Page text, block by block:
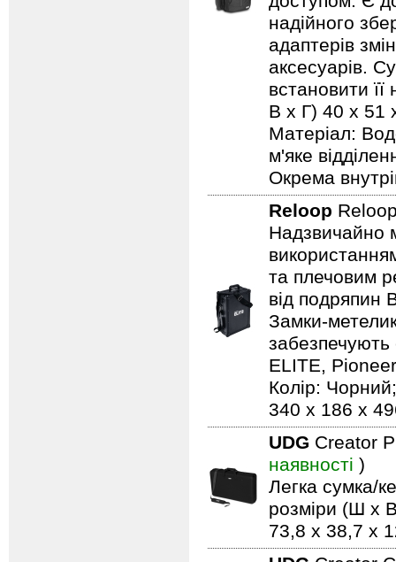
надійного
адаптерів
аксесуарів.
встановити
В х Г) 40 x 51
Матеріал:
м'яке
Окрема
Reloop
Надзвичайно
та плечовим
від подряпин
Замки-
забезпечують
ELITE,
Колір:
340 x 186 x
UDG Creator
наявності )
Легка сумка/
розміри (Ш x
73,8 x 38,7 x